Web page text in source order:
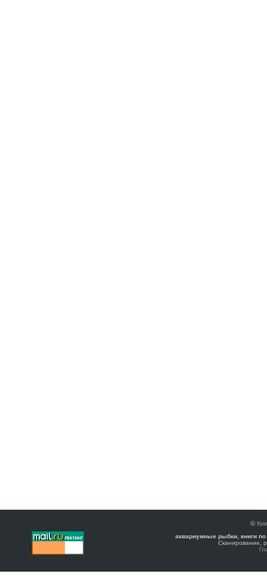
©
аквариумные рыбки, книги
Сканирование,